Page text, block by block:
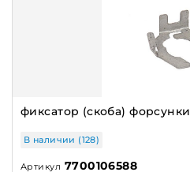
фиксатор (скоба)
В наличии (128)
Артикул 7700106588